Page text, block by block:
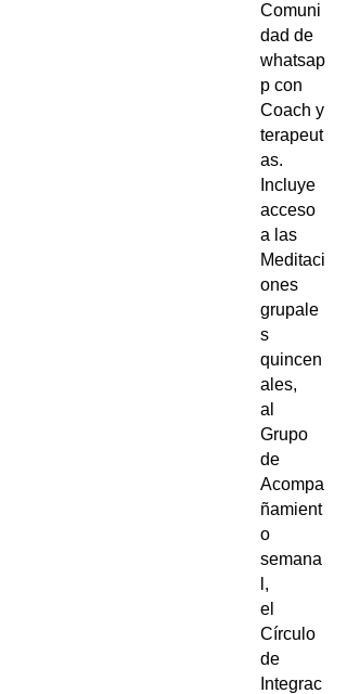
Comuni
dad de
whatsap
p con
Coach y
terapeut
as.
Incluye
acceso
a las
Meditaci
ones
grupale
s
quincen
ales,
al
Grupo
de
Acompa
ñamient
o
semana
l,
el
Círculo
de
Integrac